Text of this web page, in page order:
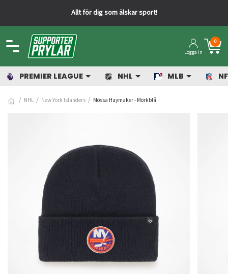
Allt för dig som älskar sport!
Logga in
0
PREMIER LEAGUE NHL MLB
NHL New York Islanders Mössa Haymaker - Mörkblå